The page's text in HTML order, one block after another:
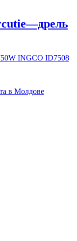
INGCO ID7508
в Молдове